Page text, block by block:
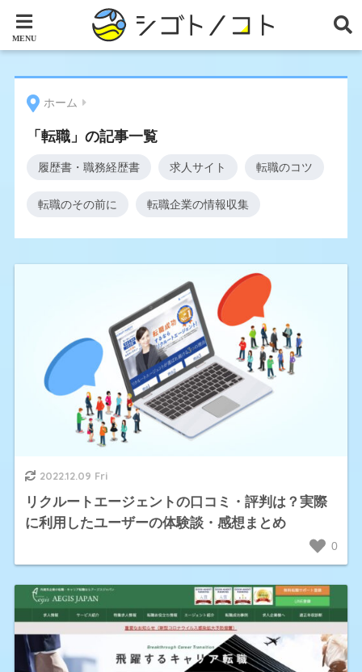
ホーム
「転職」の記事一覧
履歴書・職務経歴書 求人サイト 転職のコツ
転職のその前に 転職企業の情報収集
2022.12.09 Fri
リクルートエージェントの口コミ・評判は？実際
に利用したユーザーの体験談・感想まとめ
0